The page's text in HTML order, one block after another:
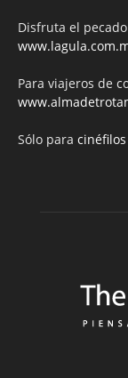
Disfruta el
Para viajeros de
Sólo para